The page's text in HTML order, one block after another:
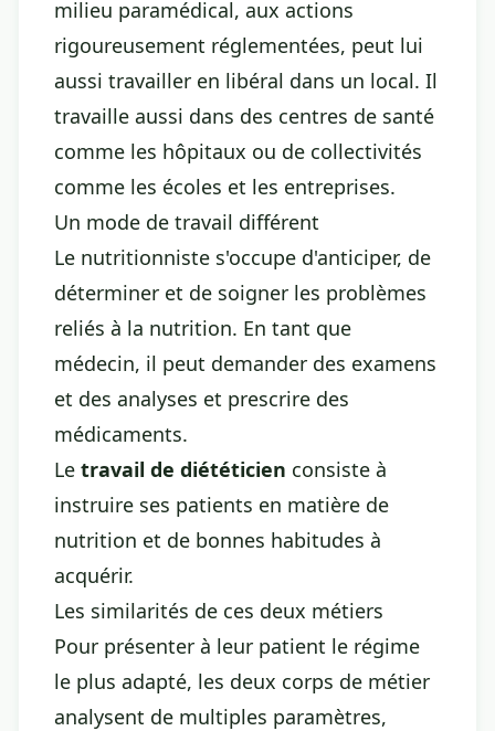
milieu paramédical, aux actions
rigoureusement réglementées, peut lui
aussi travailler en libéral dans un local. Il
travaille aussi dans des centres de santé
comme les hôpitaux ou de collectivités
comme les écoles et les entreprises.
Un mode de travail différent
Le nutritionniste s'occupe d'anticiper, de
déterminer et de soigner les problèmes
reliés à la nutrition. En tant que
médecin, il peut demander des examens
et des analyses et prescrire des
médicaments.
Le travail de diététicien consiste à
instruire ses patients en matière de
nutrition et de bonnes habitudes à
acquérir.
Les similarités de ces deux métiers
Pour présenter à leur patient le régime
le plus adapté, les deux corps de métier
analysent de multiples paramètres,